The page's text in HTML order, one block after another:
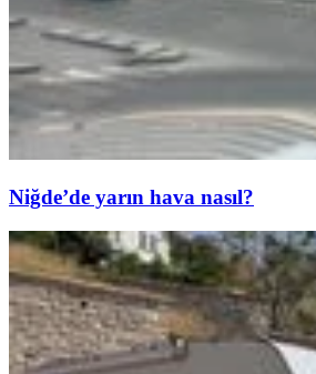
Niğde’de yarın hava nasıl?